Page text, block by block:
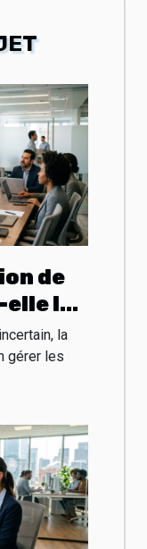
de
la
la
gérer les